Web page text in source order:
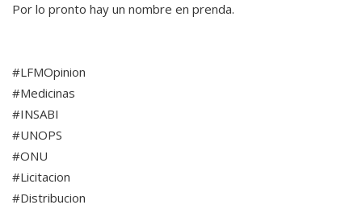
Por lo pronto hay un nombre en prenda.
#LFMOpinion
#Medicinas
#INSABI
#UNOPS
#ONU
#Licitacion
#Distribucion